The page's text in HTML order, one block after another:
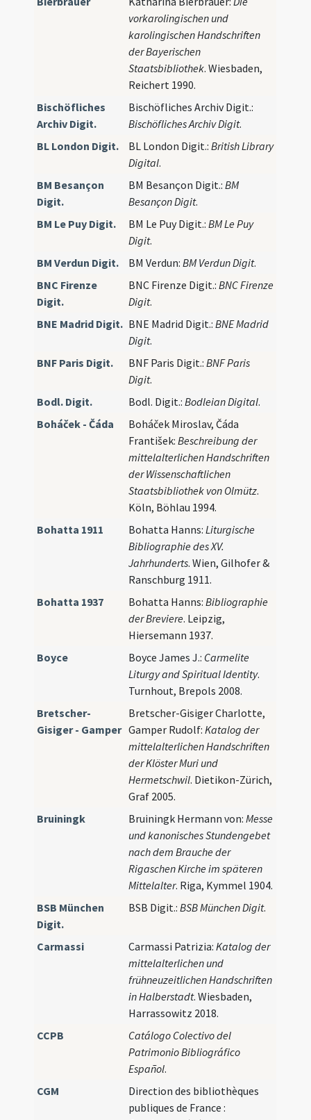
vorkarolingischen und
karolingischen Handschriften
der Bayerischen
Staatsbibliothek. Wiesbaden,
Reichert 1990.
Bischöfliches
Archiv Digit.
Bischöfliches Archiv Digit.:
Bischöfliches Archiv Digit.
BL London Digit.
BL London Digit.:British Library
Digital.
BM Besançon
Digit.
BM Besançon Digit.:BM
Besançon Digit.
BM Le Puy Digit.
BM Le Puy Digit.:BM Le Puy
Digit.
BM Verdun Digit.
BM Verdun:BM Verdun Digit.
BNC Firenze
Digit.
BNC Firenze Digit.:BNC Firenze
Digit.
BNE Madrid Digit. BNE Madrid Digit.:BNE Madrid
Digit.
BNF Paris Digit.
BNF Paris Digit.:BNF Paris
Digit.
Bodl. Digit.
Bodl. Digit.:Bodleian Digital.
Boháček - Čáda
Boháček Miroslav, Čáda
František:Beschreibung der
mittelalterlichen Handschriften
der Wissenschaftlichen
Staatsbibliothek von Olmütz.
Köln, Böhlau 1994.
Bohatta 1911
Bohatta Hanns:Liturgische
Bibliographie des XV.
Jahrhunderts. Wien, Gilhofer &
Ranschburg 1911.
Bohatta 1937
Bohatta Hanns:Bibliographie
der Breviere. Leipzig,
Hiersemann 1937.
Boyce
Boyce James J.: Carmelite
Liturgy and Spiritual Identity.
Turnhout, Brepols 2008.
Bretscher-
Gisiger - Gamper
Bretscher-Gisiger Charlotte,
Gamper Rudolf:Katalog der
mittelalterlichen Handschriften
der Klöster Muri und
Hermetschwil. Dietikon-Zürich,
Graf 2005.
Bruiningk
Bruiningk Hermann von:Messe
und kanonisches Stundengebet
nach dem Brauche der
Rigaschen Kirche im späteren
Mittelalter. Riga, Kymmel 1904.
BSB München
Digit.
BSB Digit.:BSB München Digit.
Carmassi Carmassi Patrizia:Katalog der
mittelalterlichen und
frühneuzeitlichen Handschriften
in Halberstadt. Wiesbaden,
Harrassowitz 2018.
CCPB
Catálogo Colectivo del
Patrimonio Bibliográfico
Español.
CGM
Direction des bibliothèques
publiques de France :